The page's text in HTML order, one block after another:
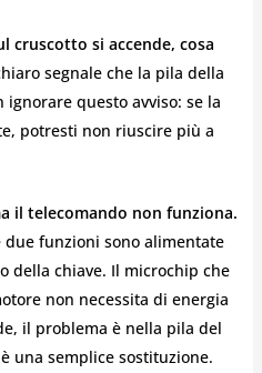
cruscotto si accende, cosa
segnale che la pila della
questo avviso: se la
potresti non riuscire più a
il telecomando non funziona.
due funzioni sono alimentate
della chiave. Il microchip che
non necessita di energia
il problema è nella pila del
una semplice sostituzione.